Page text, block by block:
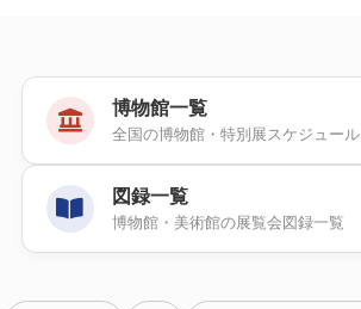
博物館一覧
全国の博物館・特別展スケジュール
図録一覧
博物館・美術館の展覧会図録一覧